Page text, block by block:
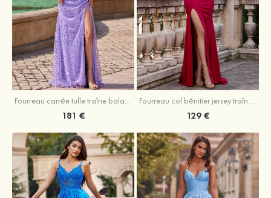
Fourreau carrée tulle traîne balayage robe de bal
181 €
Fourreau col bénitier jersey traîne balayage robe de bal
129 €